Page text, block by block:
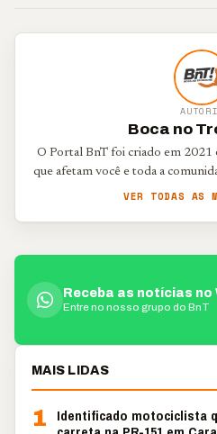
Boca no
O Portal BnT foi criado em 2021
que afetam você e toda a
VER TODAS AS
Receba as notícias no
Entre no nosso grupo do BnT
MAIS LIDAS
1
Identificado motociclista